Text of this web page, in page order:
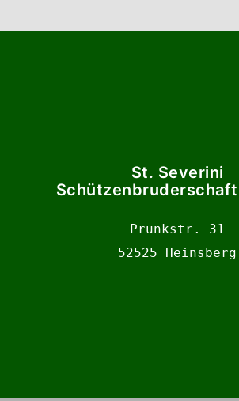
St. Severini
Prunkstr. 31
52525 Heinsberg